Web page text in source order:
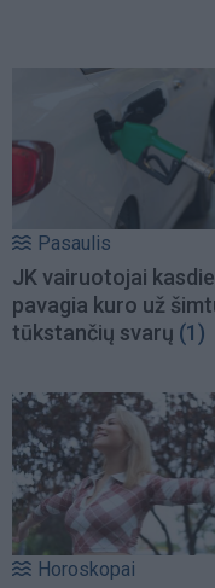
Pasaulis
JK vairuotojai
pavagia kuro už
tūkstančių svarų (1)
Horoskopai